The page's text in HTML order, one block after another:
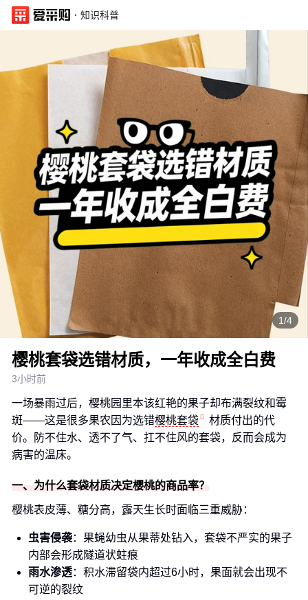
· 知识科普
1/4
樱桃套袋选错材质，一年收成全白费
3小时前
一场暴雨过后，樱桃园里本该红艳的果子却布满裂纹和霉
斑——这是很多果农因为选错樱桃套袋
材质付出的代
价。防不住水、透不了气、扛不住风的套袋，反而会成为
病害的温床。
一、为什么套袋材质决定樱桃的商品率？
樱桃表皮薄、糖分高，露天生长时面临三重威胁：
虫害侵袭：果蝇幼虫从果蒂处钻入，套袋不严实的果子
内部会形成隧道状蛀痕
雨水渗透：积水滞留袋内超过6小时，果面就会出现不
可逆的裂纹